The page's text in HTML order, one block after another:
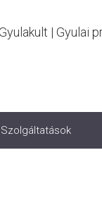
Szolgáltatások